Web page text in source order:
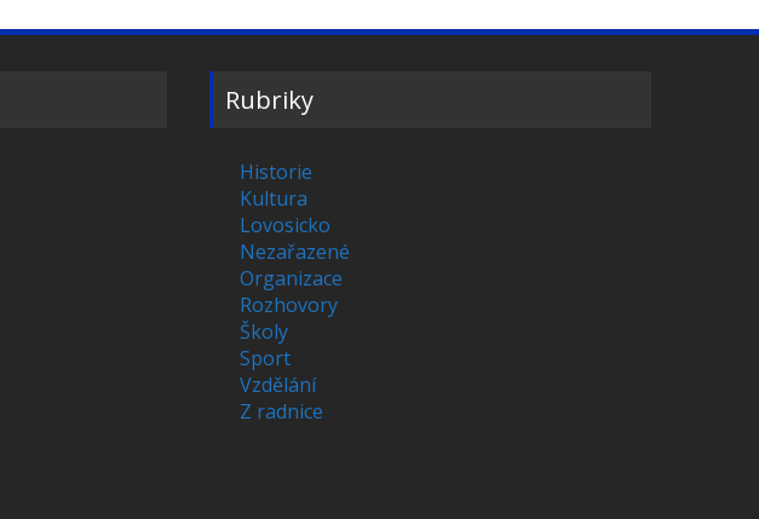
Rubriky
Historie
Kultura
Lovosicko
Nezařazené
Organizace
Rozhovory
Školy
Sport
Vzdělání
Z radnice